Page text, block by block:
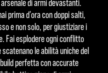
di armi devastanti.
prima d'ora con doppi salti,
e non solo, per giustiziare i
Fai esplodere ogni conflitto
le abilità uniche del
perfetta con accurate